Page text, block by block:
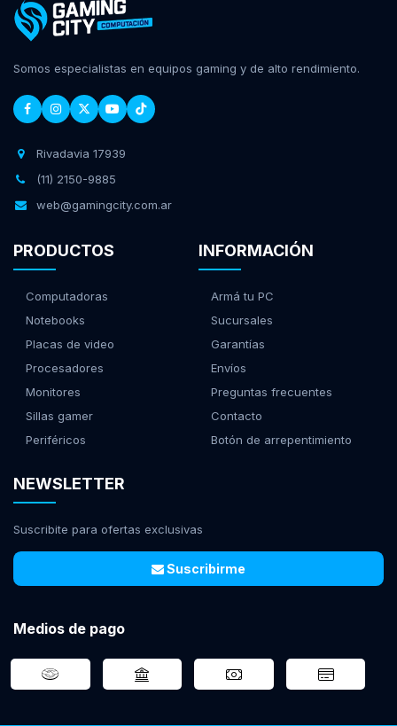
Somos especialistas en equipos gaming y de alto rendimiento.
Rivadavia 17939
(11) 2150-9885
web@gamingcity.com.ar
PRODUCTOS
Computadoras
Notebooks
Placas de video
Procesadores
Monitores
Sillas gamer
Periféricos
INFORMACIÓN
Armá tu PC
Sucursales
Garantías
Envíos
Preguntas frecuentes
Contacto
Botón de arrepentimiento
NEWSLETTER
Suscribite para ofertas exclusivas
Suscribirme
Medios de pago